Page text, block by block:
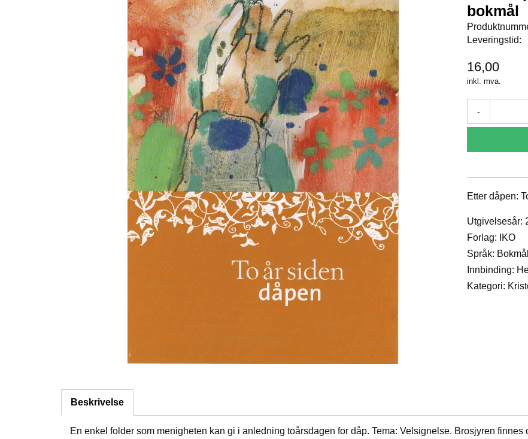
bokmål
Leveringstid:
16,00
inkl. mva.
-
Etter dåpen:
Utgivelsesår:
Forlag: IKO
Språk: Bokmål
Innbinding:
Kategori:
Beskrivelse
En enkel folder som menigheten kan gi i anledning toårsdagen for dåp. Tema: Velsignelse. Brosjyren finnes